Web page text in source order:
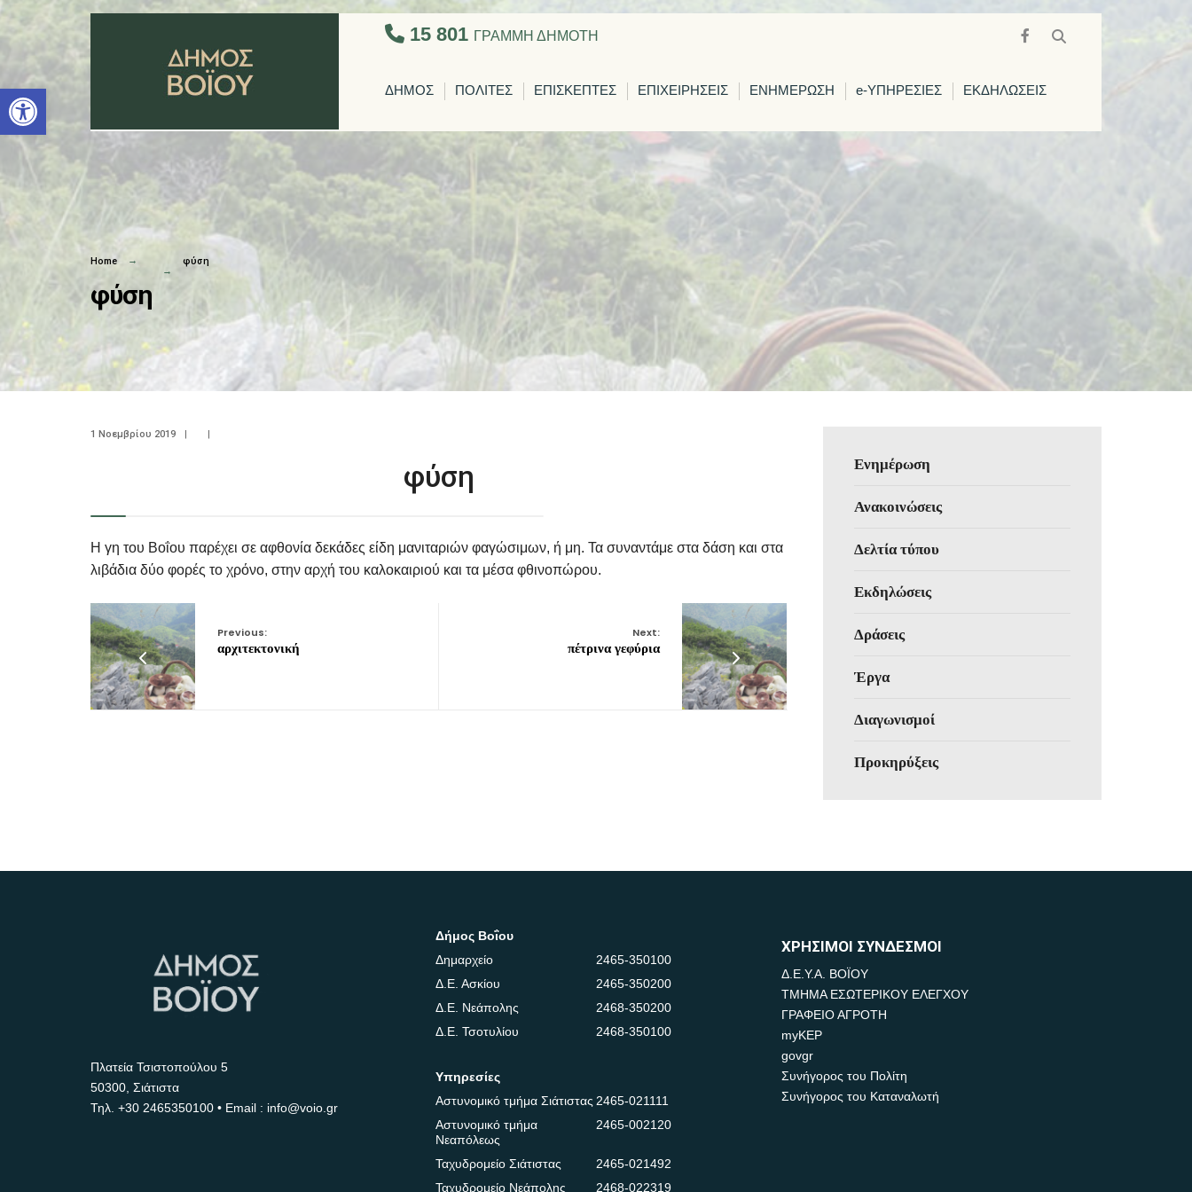
Ανοίξτε τη γραμμή εργαλείων
15 801 ΓΡΑΜΜΗ ΔΗΜΟΤΗ
ΔΗΜΟΣ ΠΟΛΙΤΕΣ ΕΠΙΣΚΕΠΤΕΣ ΕΠΙΧΕΙΡΗΣΕΙΣ ΕΝΗΜΕΡΩΣΗ e-ΥΠΗΡΕΣΙΕΣ ΕΚΔΗΛΩΣΕΙΣ
Home φύση
φύση
1 Νοεμβρίου 2019 | |
φύση
Η γη του Βοΐου παρέχει σε αφθονία δεκάδες είδη μανιταριών φαγώσιμων, ή μη. Τα συναντάμε στα δάση και στα
λιβάδια δύο φορές το χρόνο, στην αρχή του καλοκαιριού και τα μέσα φθινοπώρου.
Previous:
αρχιτεκτονική
Next:
πέτρινα γεφύρια
Ενημέρωση
Ανακοινώσεις
Δελτία τύπου
Εκδηλώσεις
Δράσεις
Έργα
Διαγωνισμοί
Προκηρύξεις
Πλατεία Τσιστοπούλου 5
50300, Σιάτιστα
Τηλ. +30 2465350100 • Email : info@voio.gr
Δήμος Βοΐου
Δημαρχείο
2465-350100
Δ.Ε. Ασκίου
2465-350200
Δ.Ε. Νεάπολης
2468-350200
Δ.Ε. Τσοτυλίου
2468-350100
Υπηρεσίες
Αστυνομικό τμήμα Σιάτιστας2465-021111
Αστυνομικό τμήμα
Νεαπόλεως
2465-002120
Ταχυδρομείο Σιάτιστας
2465-021492
Ταχυδρομείο Νεάπολης
2468-022319
ΧΡΗΣΙΜΟΙ ΣΥΝΔΕΣΜΟΙ
Δ.Ε.Υ.Α. ΒΟΪΟΥ
ΤΜΗΜΑ ΕΣΩΤΕΡΙΚΟΥ ΕΛΕΓΧΟΥ
ΓΡΑΦΕΙΟ ΑΓΡΟΤΗ
myKEP
govgr
Συνήγορος του Πολίτη
Συνήγορος του Καταναλωτή